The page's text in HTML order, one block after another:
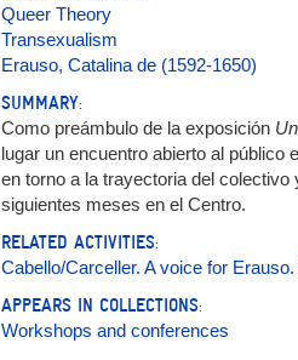
Queer Theory
Transexualism
Erauso, Catalina de (1592-1650)
SUMMARY:
Como preámbulo de la exposición
lugar un encuentro abierto al público
en torno a la trayectoria del
siguientes meses en el Centro.
RELATED ACTIVITIES:
Cabello/Carceller. A voice for
APPEARS IN COLLECTIONS:
Workshops and conferences